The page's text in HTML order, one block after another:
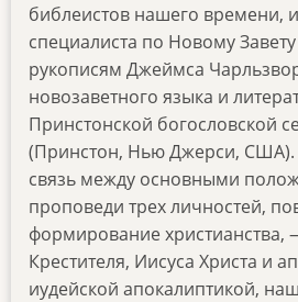
библеистов нашего времени,
специалиста по Новому
рукописям Джеймса
новозаветного языка и
Принстонской богословской
(Принстон, Нью Джерси, США).
связь между основными
проповеди трех личностей,
формирование христианства,
Крестителя, Иисуса Христа и
иудейской апокалиптикой,